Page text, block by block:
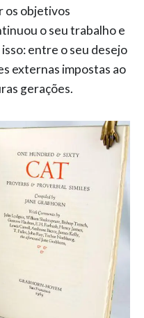
os objetivos
o seu trabalho e
entre o seu desejo
externas impostas ao
gerações.